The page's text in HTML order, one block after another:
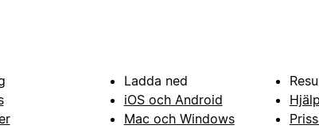
Ladda ned
iOS och Android
Mac och Windows